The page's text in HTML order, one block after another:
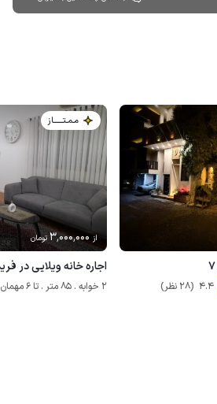
4.4 (28 نظر)
مـمـتــــــاز
از 3٬000٬000تومان
اجاره خانه ویلایی در
2 خوابه . 85 متر . تا 6 مهمان